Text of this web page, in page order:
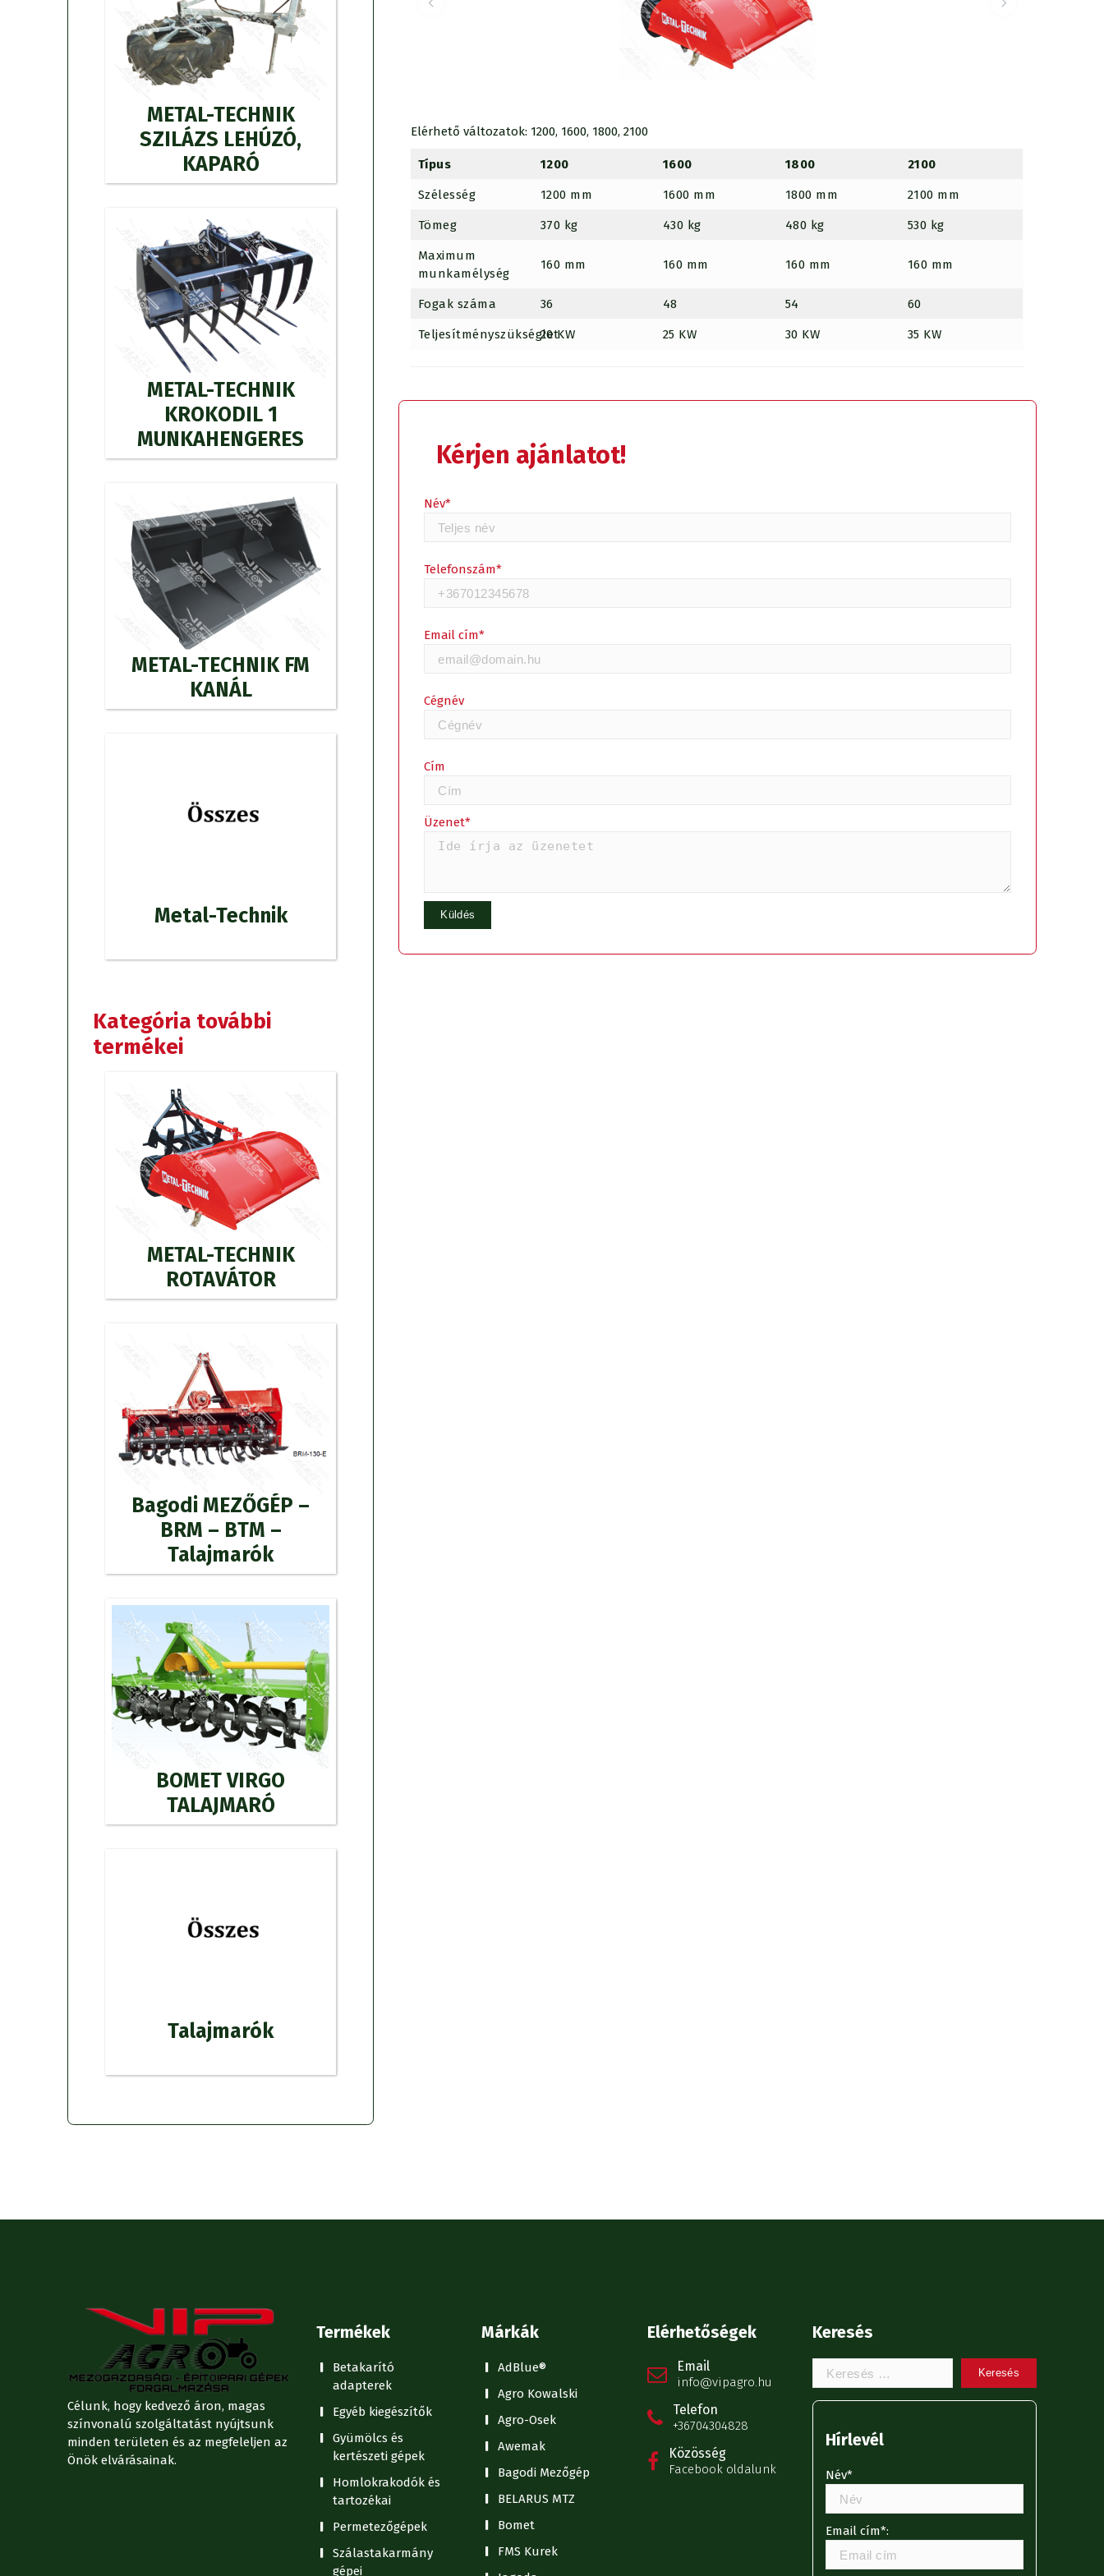
METAL-TECHNIK
SZILÁZS LEHÚZÓ,
KAPARÓ
METAL-TECHNIK
KROKODIL 1
MUNKAHENGERES
METAL-TECHNIK FM
KANÁL
Metal-Technik
Kategória további
termékei
METAL-TECHNIK
ROTAVÁTOR
Bagodi MEZŐGÉP –
BRM – BTM –
Talajmarók
BOMET VIRGO
TALAJMARÓ
Talajmarók
Elérhető változatok: 1200, 1600, 1800, 2100
Típus 1200 1600 1800 2100
Szélesség 1200 mm 1600 mm 1800 mm 2100 mm
Tömeg 370 kg 430 kg 480 kg 530 kg
Maximum
munkamélység
160 mm 160 mm 160 mm 160 mm
Fogak száma 36 48 54 60
Teljesítményszükséglet20 KW 25 KW 30 KW 35 KW
Kérjen ajánlatot!
Név*
Telefonszám*
Email cím*
Cégnév
Cím
Üzenet*
Célunk, hogy kedvező áron, magas
színvonalú szolgáltatást nyújtsunk
minden területen és az megfeleljen az
Önök elvárásainak.
Termékek
Betakarító
adapterek
Egyéb kiegészítők
Gyümölcs és
kertészeti gépek
Homlokrakodók és
tartozékai
Permetezőgépek
Szálastakarmány
gépei
Márkák
AdBlue®
Agro Kowalski
Agro-Osek
Awemak
Bagodi Mezőgép
BELARUS MTZ
Bomet
FMS Kurek
Elérhetőségek
Email
info@vipagro.hu
Telefon
+36704304828
Közösség
Facebook oldalunk
Keresés
Keresem:
Hírlevél
Név*
Email cím*: